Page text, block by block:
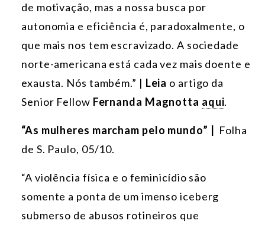
de motivação, mas a nossa busca por
autonomia e eficiência é, paradoxalmente, o
que mais nos tem escravizado. A sociedade
norte-americana está cada vez mais doente e
exausta. Nós também.” | Leia o artigo da
Senior Fellow Fernanda Magnotta aqui.
“As mulheres marcham pelo mundo” |
Folha
de S. Paulo, 05/10.
“A violência física e o feminicídio são
somente a ponta de um imenso iceberg
submerso de abusos rotineiros que